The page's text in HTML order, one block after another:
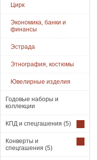
Цирк
Экономика, банки и
финансы
Эстрада
Этнография, костюмы
Ювелирные изделия
Годовые наборы и
коллекции
КПД и спецгашения (5)
Конверты и
спецгашения (5)